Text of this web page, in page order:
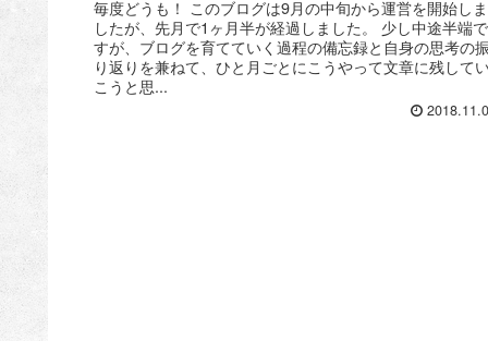
毎度どうも！ このブログは9月の中旬から運営を開始しま
したが、先月で1ヶ月半が経過しました。 少し中途半端で
すが、ブログを育てていく過程の備忘録と自身の思考の振
り返りを兼ねて、ひと月ごとにこうやって文章に残して
こうと思...